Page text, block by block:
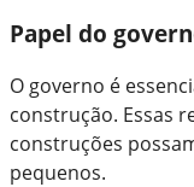
Papel do
O governo é
construção. Essas
construções
pequenos.